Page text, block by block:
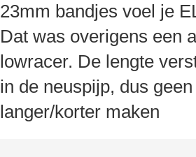
23mm bandjes voel je
Dat was overigens een
lowracer. De lengte
in de neuspijp, dus
langer/korter maken